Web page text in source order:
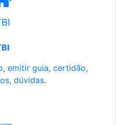
emitir guia, certidão,
dúvidas.